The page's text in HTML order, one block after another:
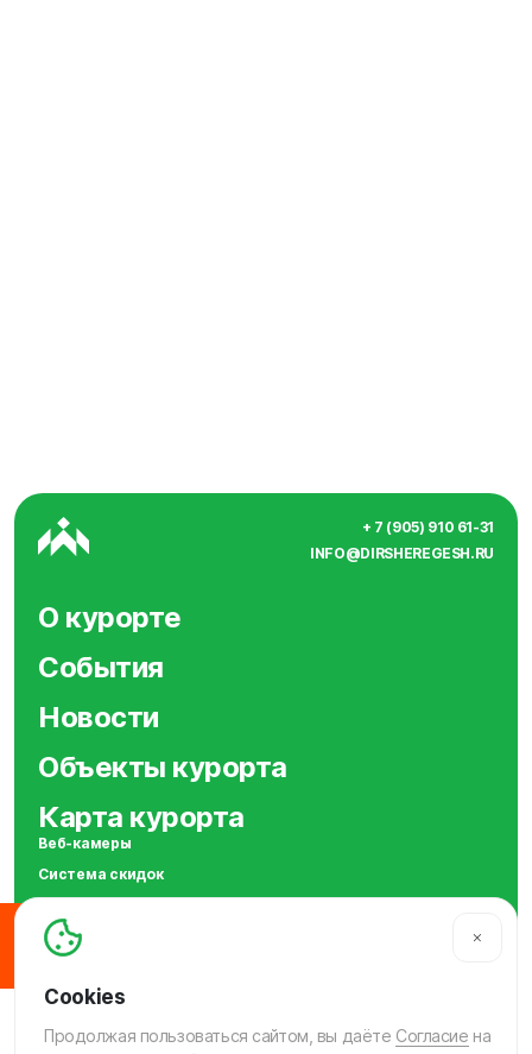
+ 7 (905) 910 61-31
INFO@DIRSHEREGESH.RU
О курорте
События
Новости
Объекты курорта
Карта курорта
Веб-камеры
Система скидок
Продолжая пользоваться сайтом, вы даёте Согласие на